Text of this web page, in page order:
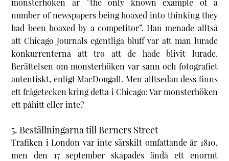
monsterhöken är ”the only known example of a
number of newspapers being hoaxed into thinking they
had been hoaxed by a competitor”. Han menade alltså
attChicago Journals egentliga bluff var att man lurade
konkurrenterna att tro att de hade blivit lurade.
Berättelsen om monsterhöken var sann och fotografiet
autentiskt, enligt MacDougall. Men alltsedan dess finns
ett frågetecken kring detta i Chicago: Var monsterhöken
ett påhitt eller inte?
5. Beställningarna till Berners Street
Trafiken i London var inte särskilt omfattande år 1810,
men den 17 september skapades ändå ett enormt